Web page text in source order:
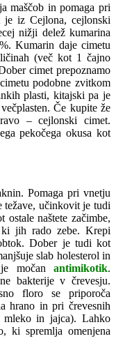
maščob in pomaga pri
je iz Cejlona, cejlonski
nižji delež kumarina
Kumarin daje cimetu
(več kot 1 čajno
cimet prepoznamo
podobne zvitkom
plasti, kitajski pa je
Če kupite že
– cejlonski cimet.
pekočega okusa kot
Pomaga pri vnetju
težave, učinkovit je tudi
naštete začimbe,
jih rado zebe. Krepi
Dober je tudi kot
slab holesterol in
je močan antimikotik.
bakterije v črevesju.
floro se priporoča
hrano in pri črevesnih
mleko in jajca). Lahko
ki spremlja omenjena